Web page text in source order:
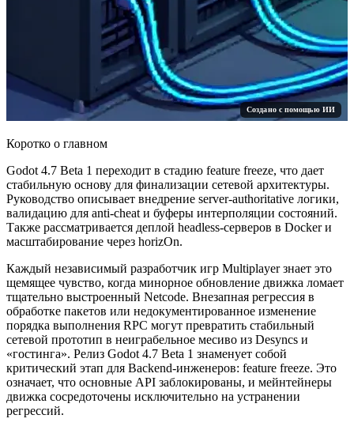
Создано с помощью ИИ
Коротко о главном
Godot 4.7 Beta 1 переходит в стадию feature freeze, что дает
стабильную основу для финализации сетевой архитектуры.
Руководство описывает внедрение server-authoritative логики,
валидацию для anti-cheat и буферы интерполяции состояний.
Также рассматривается деплой headless-серверов в Docker и
масштабирование через horizOn.
Каждый независимый разработчик игр Multiplayer знает это
щемящее чувство, когда минорное обновление движка ломает
тщательно выстроенный Netcode. Внезапная регрессия в
обработке пакетов или недокументированное изменение
порядка выполнения RPC могут превратить стабильный
сетевой прототип в неиграбельное месиво из Desyncs и
«гостинга». Релиз Godot 4.7 Beta 1 знаменует собой
критический этап для Backend-инженеров: feature freeze. Это
означает, что основные API заблокированы, и мейнтейнеры
движка сосредоточены исключительно на устранении
регрессий.